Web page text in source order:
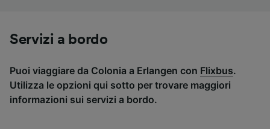
Servizi a bordo
Puoi viaggiare da Colonia a Erlangen con Flixbus.
Utilizza le opzioni qui sotto per trovare maggiori
informazioni sui servizi a bordo.